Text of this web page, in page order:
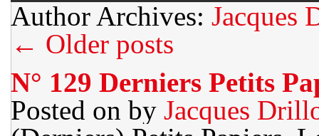
Author Archives: Jacques
← Older posts
N° 129 Derniers Petits
Posted on by Jacques